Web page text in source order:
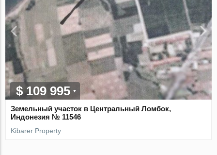
$ 109 995
Земельный участок в Центральный Ломбок,
Индонезия № 11546
Kibarer Property